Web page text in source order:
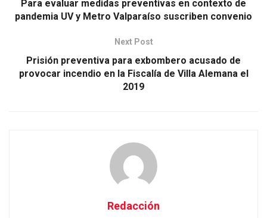
Para evaluar medidas preventivas en contexto de
pandemia UV y Metro Valparaíso suscriben convenio
Next Post
Prisión preventiva para exbombero acusado de
provocar incendio en la Fiscalía de Villa Alemana el
2019
Redacción